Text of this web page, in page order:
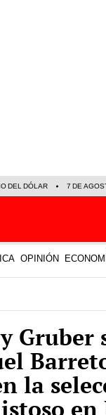
DEL DÓLAR 7 DE
OPINIÓN
la
en